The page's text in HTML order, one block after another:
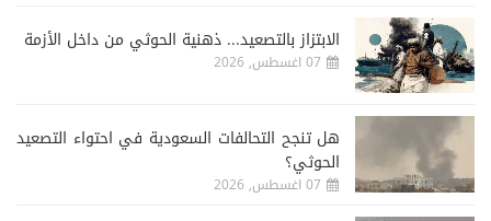
الابتزاز بالتصعيد... ذهنية الحوثي من داخل الأزمة
07 اغسطس, 2026
هل تنجح التحالفات السعودية في احتواء التصعيد
الحوثي؟
07 اغسطس, 2026